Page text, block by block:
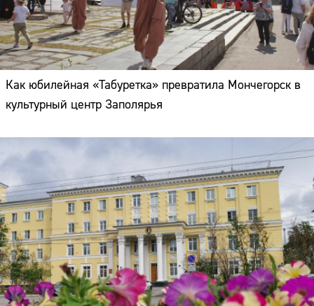
Как юбилейная «Табуретка» превратила Мончегорск в
культурный центр Заполярья